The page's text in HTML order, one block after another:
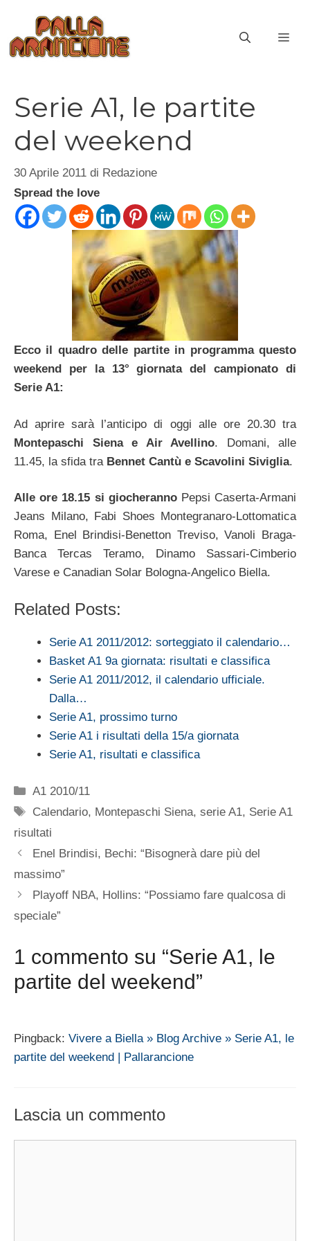
contenuto
Serie A1, le partite
del weekend
30 Aprile 2011 di Redazione
Spread the love
Ecco il quadro delle partite in programma questo
weekend per la 13° giornata del campionato di
Serie A1:
Ad aprire sarà l’anticipo di oggi alle ore 20.30 tra
Montepaschi Siena e Air Avellino. Domani, alle
11.45, la sfida tra Bennet Cantù e Scavolini Siviglia.
Alle ore 18.15 si giocheranno Pepsi Caserta-Armani
Jeans Milano, Fabi Shoes Montegranaro-Lottomatica
Roma, Enel Brindisi-Benetton Treviso, Vanoli Braga-
Banca Tercas Teramo, Dinamo Sassari-Cimberio
Varese e Canadian Solar Bologna-Angelico Biella.
Related Posts:
Serie A1 2011/2012: sorteggiato il calendario…
Basket A1 9a giornata: risultati e classifica
Serie A1 2011/2012, il calendario ufficiale.
Dalla…
Serie A1, prossimo turno
Serie A1 i risultati della 15/a giornata
Serie A1, risultati e classifica
Categorie
A1 2010/11
Tag
Calendario, Montepaschi Siena,serie A1, Serie A1
risultati
Enel Brindisi, Bechi: “Bisognerà dare più del
massimo”
Playoff NBA, Hollins: “Possiamo fare qualcosa di
speciale”
1 commento su “Serie A1, le
partite del weekend”
Pingback: Vivere a Biella » Blog Archive » Serie A1, le
partite del weekend | Pallarancione
Lascia un commento